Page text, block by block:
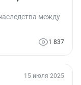
между
1 837
15 июля 2025